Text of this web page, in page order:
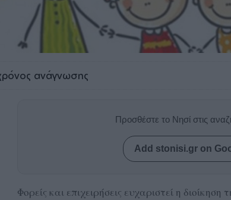
ανάγνωσης
Προσθέστε το Νησί στις
Add stonisi.gr on
Φορείς και επιχειρήσεις ευχαριστεί η